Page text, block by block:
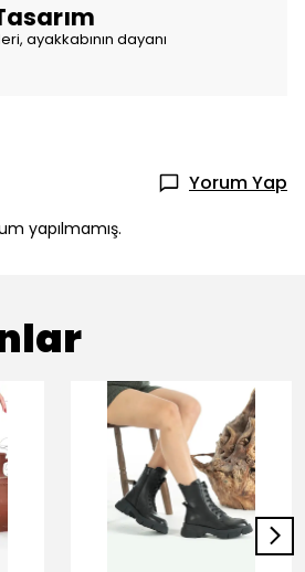
ayakkabının dayanı
Yorum Yap
yapılmamış.